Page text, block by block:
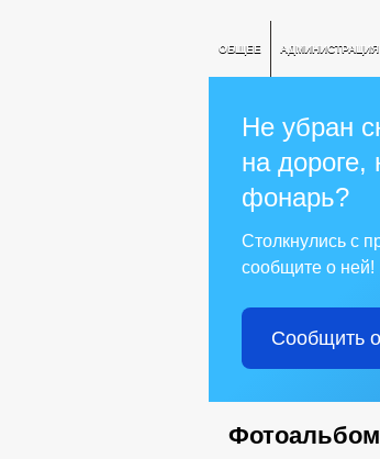
ОБЩЕЕ АДМИНИСТРАЦИЯ
Не убран
на дороге,
фонарь?
Столкнулись с
сообщите о ней!
Сообщить
Фотоальбом